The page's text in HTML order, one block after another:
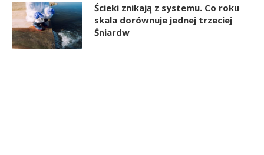
Ścieki znikają z systemu. Co roku
skala dorównuje jednej trzeciej
Śniardw